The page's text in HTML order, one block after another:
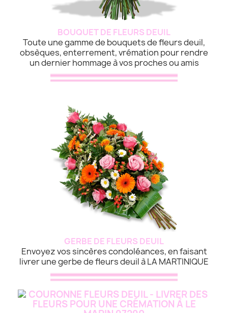
BOUQUET DE FLEURS DEUIL
Toute une gamme de bouquets de fleurs deuil,
obsèques, enterrement, vrémation pour rendre
un dernier hommage à vos proches ou amis
GERBE DE FLEURS DEUIL
Envoyez vos sincères condoléances, en faisant
livrer une gerbe de fleurs deuil à LA MARTINIQUE